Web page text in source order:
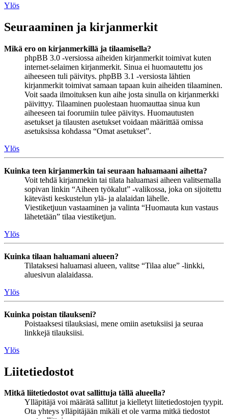
Ylös
Seuraaminen ja kirjanmerkit
Mikä ero on kirjanmerkillä ja tilaamisella?
phpBB 3.0 -versiossa aiheiden kirjanmerkit toimivat kuten
internet-selaimen kirjanmerkit. Sinua ei huomautettu jos
aiheeseen tuli päivitys. phpBB 3.1 -versiosta lähtien
kirjanmerkit toimivat samaan tapaan kuin aiheiden tilaaminen.
Voit saada ilmoituksen kun aihe josta sinulla on kirjanmerkki
päivittyy. Tilaaminen puolestaan huomauttaa sinua kun
aiheeseen tai foorumiin tulee päivitys. Huomautusten
asetukset ja tilausten asetukset voidaan määrittää omissa
asetuksissa kohdassa “Omat asetukset”.
Ylös
Kuinka teen kirjanmerkin tai seuraan haluamaani aihetta?
Voit tehdä kirjanmekin tai tilata haluamasi aiheen valitsemalla
sopivan linkin “Aiheen työkalut” -valikossa, joka on sijoitettu
kätevästi keskustelun ylä- ja alalaidan lähelle.
Viestiketjuun vastaaminen ja valinta “Huomauta kun vastaus
lähetetään” tilaa viestiketjun.
Ylös
Kuinka tilaan haluamani alueen?
Tilataksesi haluamasi alueen, valitse “Tilaa alue” -linkki,
aluesivun alalaidassa.
Ylös
Kuinka poistan tilaukseni?
Poistaaksesi tilauksiasi, mene omiin asetuksiisi ja seuraa
linkkejä tilauksiisi.
Ylös
Liitetiedostot
Mitkä liitetiedostot ovat sallittuja tällä alueella?
Ylläpitäjä voi määrätä sallitut ja kielletyt liitetiedostojen tyypit.
Ota yhteys ylläpitäjään mikäli et ole varma mitkä tiedostot